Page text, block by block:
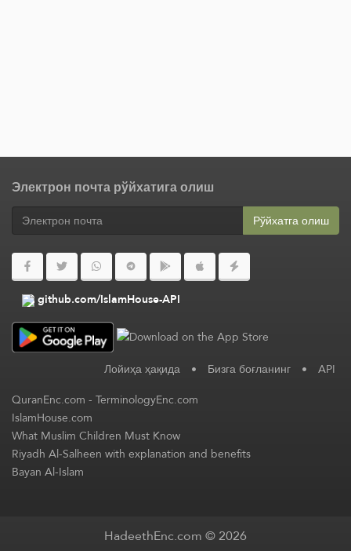
Электрон почта рўйхатига олиш
Рўйхатга олиш
github.com/IslamHouse-API
Лойиҳа ҳақида • Бизга боғланинг • API
QuranEnc.com-TerminologyEnc.com
IslamHouse.com
What Muslim Children Must Know
Riyadh Al-Salheen with explanation and benefits
Bayan Al-Islam
HadeethEnc.com © 2026